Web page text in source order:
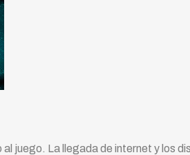
juego. La llegada de internet y los